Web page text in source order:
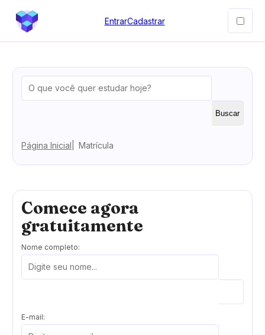
EntrarCadastrar
Buscar
Página Inicial Matrícula
Comece agora
gratuitamente
Nome completo:
E-mail: